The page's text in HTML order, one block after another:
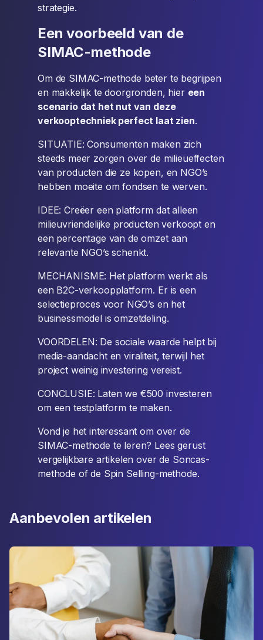
strategie.
Een voorbeeld van de
SIMAC-methode
Om de SIMAC-methode beter te begrijpen
en makkelijk te doorgronden, hier een
scenario dat het nut van deze
verkooptechniek perfect laat zien.
SITUATIE: Consumenten maken zich
steeds meer zorgen over de milieueffecten
van producten die ze kopen, en NGO’s
hebben moeite om fondsen te werven.
IDEE: Creëer een platform dat alleen
milieuvriendelijke producten verkoopt en
een percentage van de omzet aan
relevante NGO’s schenkt.
MECHANISME: Het platform werkt als
een B2C-verkoopplatform. Er is een
selectieproces voor NGO’s en het
businessmodel is omzetdeling.
VOORDELEN: De sociale waarde helpt bij
media-aandacht en viraliteit, terwijl het
project weinig investering vereist.
CONCLUSIE: Laten we €500 investeren
om een testplatform te maken.
Vond je het interessant om over de
SIMAC-methode te leren? Lees gerust
vergelijkbare artikelen over de Soncas-
methode of de Spin Selling-methode.
Aanbevolen artikelen